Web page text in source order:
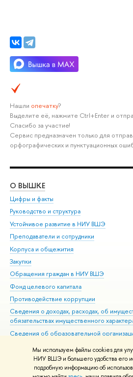
Мы используем файлы cookies для
НИУ ВШЭ и большего удобства его
подробную информацию об
Нашли опечатку?
Выделите её, нажмите Ctrl+Enter и
Спасибо за участие!
Сервис предназначен только для
орфографических и пунктуационных
О ВЫШКЕ
Цифры и факты
Руководство и структура
Устойчивое развитие в НИУ ВШЭ
Преподаватели и сотрудники
Корпуса и общежития
Закупки
Обращения граждан в НИУ ВШЭ
Фонд целевого капитала
Противодействие коррупции
Сведения о доходах, расходах, об
обязательствах имущественного
Сведения об образовательной
Людям с ограниченными возможностями
Единая платежная страница
Работа в Вышке